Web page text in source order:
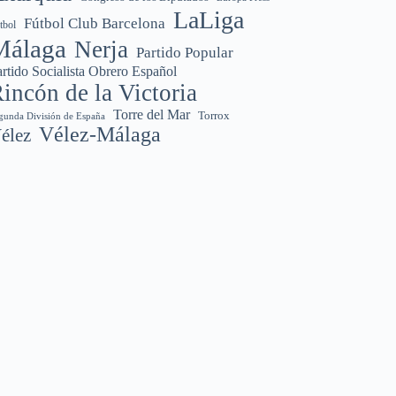
Fútbol Club Barcelona LaLiga
Nerja Partido Popular
Socialista Obrero Español
de la Victoria
División de España Torre del Mar Torrox
Vélez-Málaga